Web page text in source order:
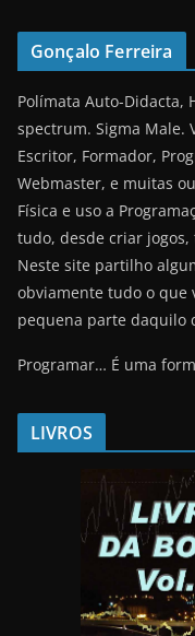
Gonçalo Ferreira
Polímata Auto-Didacta,
spectrum. Sigma Male.
Escritor, Formador,
Webmaster, e muitas
Física e uso a
tudo, desde criar
Neste site partilho
obviamente tudo o que
pequena parte daquilo
Programar… É uma
LIVROS